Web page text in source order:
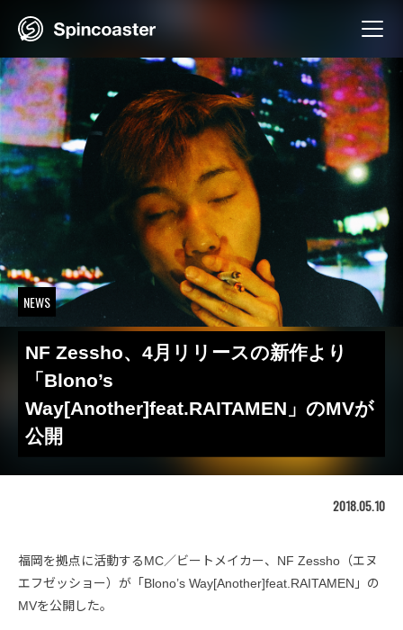
NEWS
NF Zessho、4月リリースの新作より
「Blono’s
Way[Another]feat.RAITAMEN」のMVが
公開
2018.05.10
福岡を拠点に活動するMC／ビートメイカー、NF Zessho（エヌ
エフゼッショー）が「Blono’s Way[Another]feat.RAITAMEN」の
MVを公開した。